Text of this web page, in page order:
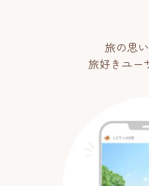
旅の思
旅好きユー